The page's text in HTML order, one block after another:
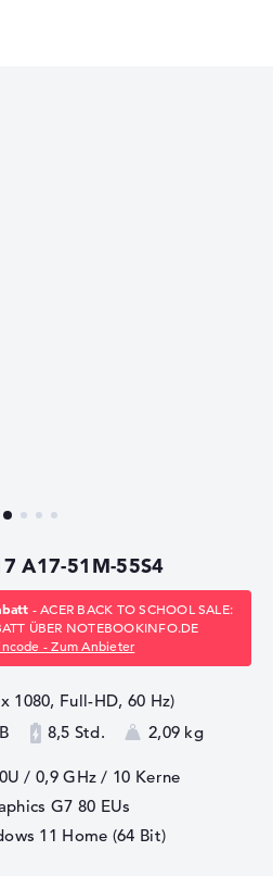
A17-51M-55S4
- ACER BACK TO SCHOOL SALE:
ÜBER NOTEBOOKINFO.DE
- Zum Anbieter
1080, Full-HD, 60 Hz)
8,5 Std. 2,09 kg
/ 0,9 GHz / 10 Kerne
G7 80 EUs
11 Home (64 Bit)